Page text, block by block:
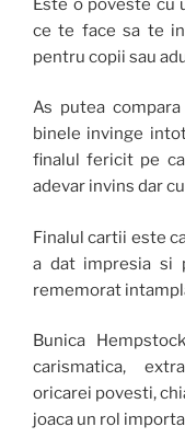
ce te face sa te
pentru copii sau
As putea
binele invinge
finalul fericit pe
adevar invins dar
Finalul cartii este
a dat impresia si
rememorat
Bunica
carismatica,
oricarei povesti,
joaca un rol